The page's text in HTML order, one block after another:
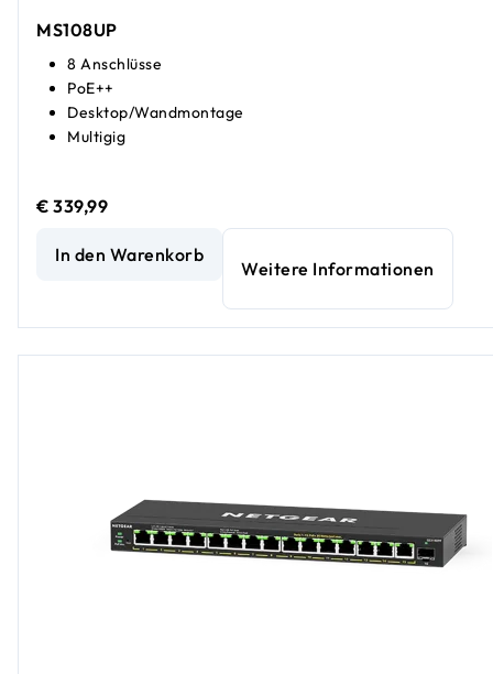
MS108UP
8 Anschlüsse
PoE++
Desktop/Wandmontage
Multigig
€ 339,99
8-Port Multi-Gigabit (2,5G) Ultra60 PoE++ Ethernet
In den Warenkorb
Weitere Informationen